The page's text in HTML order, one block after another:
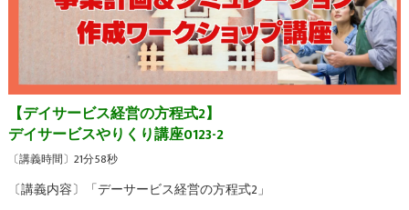
【デイサービス経営の方程式2】
デイサービスやりくり講座0123-2
〔講義時間〕21分58秒
〔講義内容〕「デーサービス経営の方程式2」